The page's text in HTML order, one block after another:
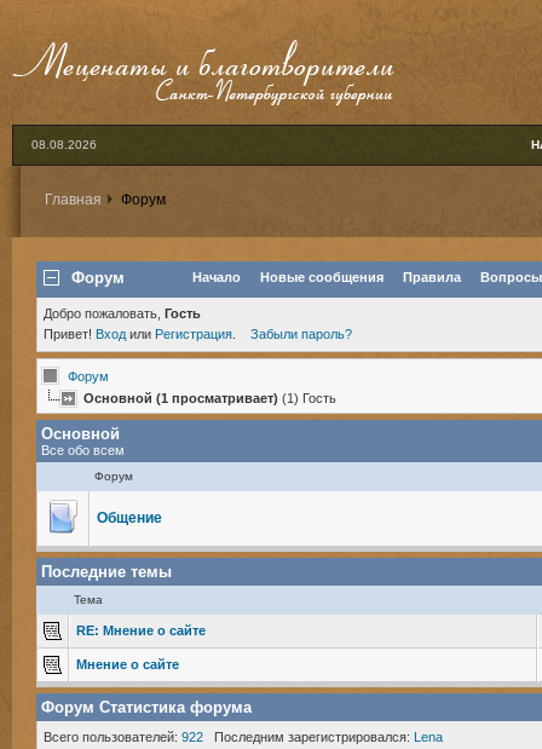
08.08.2026
Главная Форум
Форум Начало Новые сообщения Правила Вопросы
Добро пожаловать, Гость
Привет! Вход или Регистрация Забыли пароль?
Форум
Основной (1 просматривает) (1) Гость
Основной
Все обо всем
Форум
Общение
Последние темы
Тема
RE: Мнение о сайте
Мнение о сайте
Форум Статистика форума
Всего пользователей: 922 Последним зарегистрировался: Lena